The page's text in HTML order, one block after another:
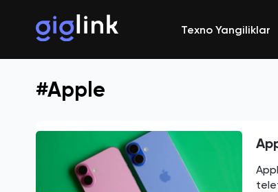
Texno Yangiliklar
#Apple